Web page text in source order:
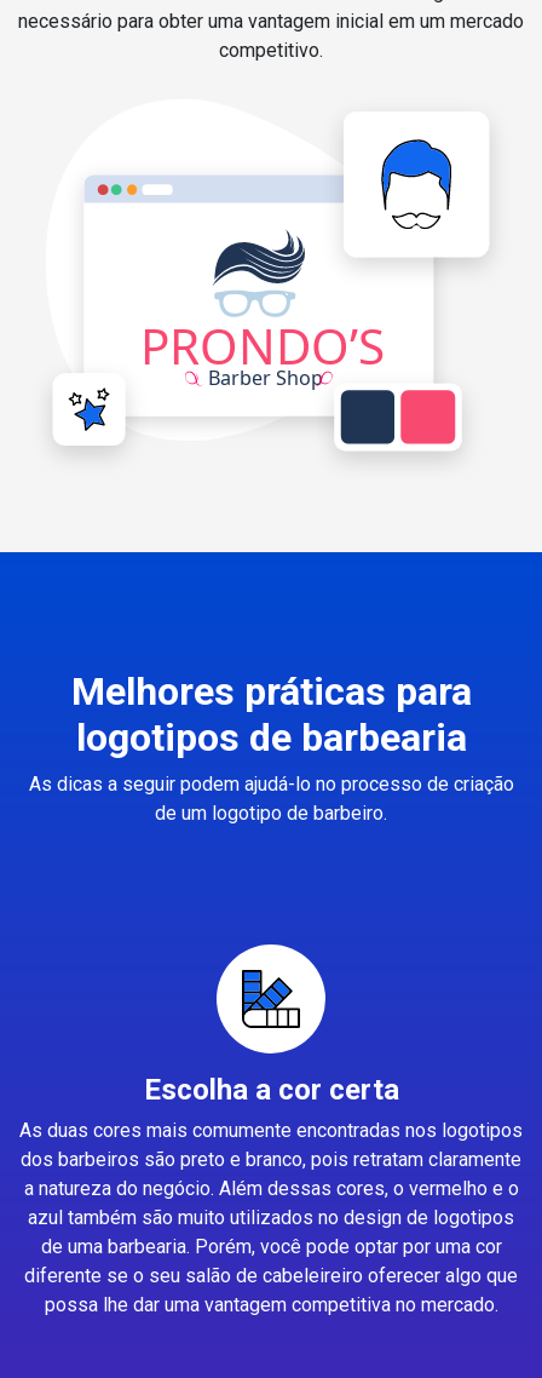
necessário para obter uma vantagem inicial em um mercado
competitivo.
Melhores práticas para
logotipos de barbearia
As dicas a seguir podem ajudá-lo no processo de criação
de um logotipo de barbeiro.
Escolha a cor certa
As duas cores mais comumente encontradas nos logotipos
dos barbeiros são preto e branco, pois retratam claramente
a natureza do negócio. Além dessas cores, o vermelho e o
azul também são muito utilizados no design de logotipos
de uma barbearia. Porém, você pode optar por uma cor
diferente se o seu salão de cabeleireiro oferecer algo que
possa lhe dar uma vantagem competitiva no mercado.